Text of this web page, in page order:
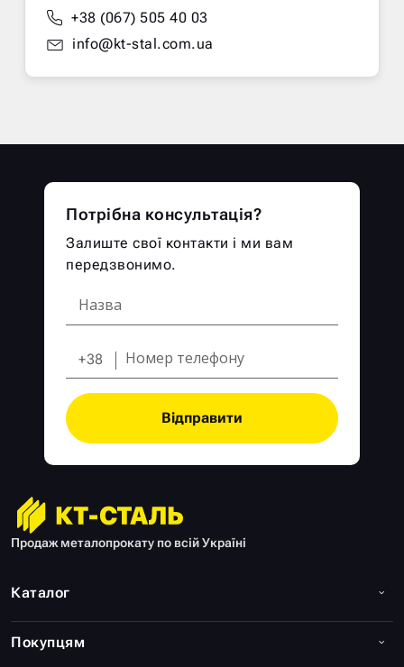
+38 (067) 505 40 03
info@kt-stal.com.ua
Продаж металопрокату по всій Україні
Каталог
Покупцям
Потрібна консультація?
Залиште свої контакти і ми вам
передзвонимо.
+38
Відправити